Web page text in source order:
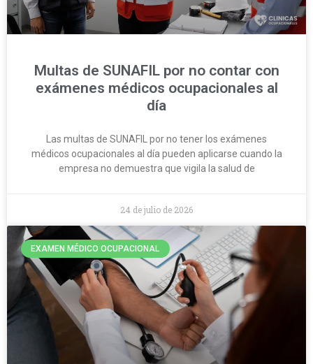
Multas de SUNAFIL por no contar con
exámenes médicos ocupacionales al
día
Las multas de SUNAFIL por no tener los exámenes
médicos ocupacionales al día pueden aplicarse cuando la
empresa no demuestra que vigila la salud de
24 de julio de 2026
EXAMEN MÉDICO OCUPACIONAL